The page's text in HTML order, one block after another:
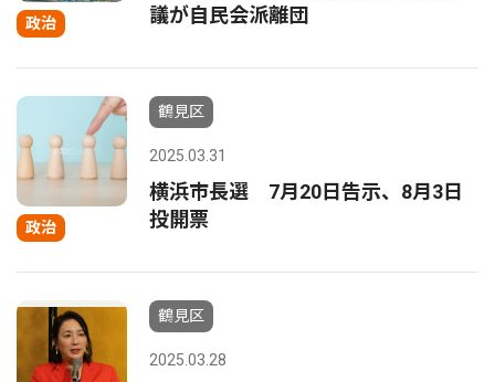
政治
議が自民会派離団
政治
鶴見区
2025.03.31
横浜市長選 7月20日告示、8月3日
投開票
鶴見区
2025.03.28